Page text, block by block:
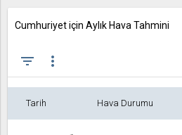
Cumhuriyet için Aylık Hava Tahmini
filter_list more_vert
Tarih Hava Durumu